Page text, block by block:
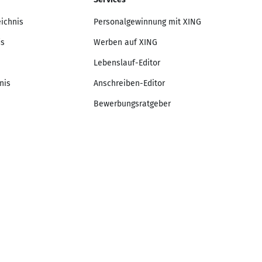
Personalgewinnung mit XING
Werben auf XING
Lebenslauf-Editor
Anschreiben-Editor
Bewerbungsratgeber